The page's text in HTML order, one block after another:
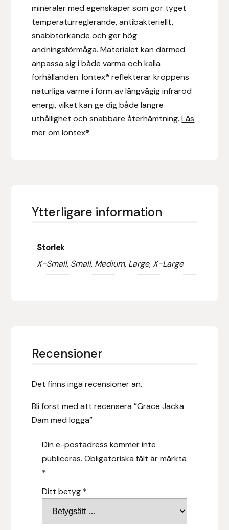
mineraler med egenskaper som gör tyget
temperaturreglerande, antibakteriellt,
snabbtorkande och ger hög
andningsförmåga. Materialet kan därmed
anpassa sig i både varma och kalla
förhållanden. Iontex® reflekterar kroppens
naturliga värme i form av långvågig infraröd
energi, vilket kan ge dig både längre
uthållighet och snabbare återhämtning.Läs
mer om Iontex®.
Ytterligare information
Storlek
X-Small, Small, Medium, Large, X-Large
Recensioner
Det finns inga recensioner än.
Bli först med att recensera ”Grace Jacka
Dam med logga”
Din e-postadress kommer inte
publiceras. Obligatoriska fält är märkta
*
Ditt betyg *
IceTack
Islandshästspecialisten
Islensk.is
J&S Saddlery
Klisterdekaler.se
Knights
Ky Rotary Bit
Metalab
Mountain Horse